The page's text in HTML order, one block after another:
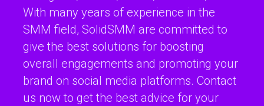
With many years of experience in the
SMM field, SolidSMM are committed to
give the best solutions for boosting
overall engagements and promoting your
brand on social media platforms. Contact
us now to get the best advice for your